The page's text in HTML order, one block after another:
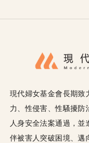
現代婦女基金會長期致
力、性侵害、性騷擾
人身安全法案通過，
伴被害人突破困境、邁